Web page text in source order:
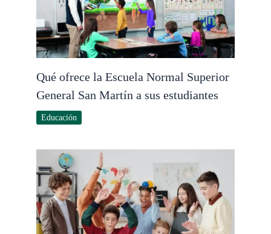
Qué ofrece la Escuela Normal Superior
General San Martín a sus estudiantes
Educación